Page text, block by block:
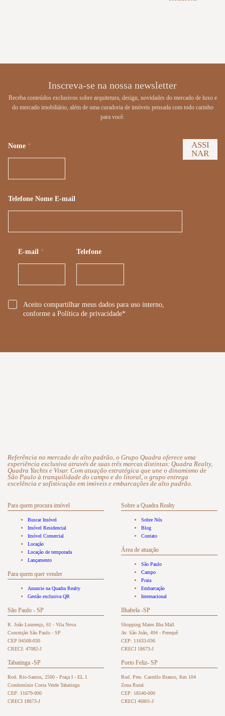
Inscreva-se na nossa newsletter
Receba conteúdos exclusivos sobre arquitetura, design, novidades do mercado de luxo e
do mercado imobiliário, além de uma curadoria de imóveis pensada com todo carinho
para você.
Nome *
Telefone Nome E-mail
E-mail * Telefone
*
Aceito compartilhar meus dados para uso interno,
conforme a Política de privacidade*
ASSI
NAR
Referência no mercado de alto padrão, o Grupo Quadra oferece uma
experiência exclusiva através de suas três marcas distintas: Quadra Realty,
Quadra Yachts e Visar. Com atuação estratégica que une o dinamismo de
São Paulo à tranquilidade do campo e do litoral, o grupo entrega
excelência e sofisticação em imóveis e embarcações de alto padrão.
Para quem procura imóvel
Buscar Imóvel
Imóvel Residencial
Imóvel Comercial
Locação
Locação de temporada
Lançamento
Para quem quer vender
Anuncie na Quadra Realty
Gestão exclusiva QR
Sobre a Quadra Realty
Sobre Nós
Blog
Contato
Área de atuação
São Paulo
Campo
Praia
Embarcação
Internacional
São Paulo - SP
R. João Lourenço, 61 - Vila Nova
Conceição São Paulo - SP
CEP 04508-030
CRECI: 47082-J
Tabatinga -SP
Rod. Rio-Santos, 2500 - Praça I - EL.1
Condomínio Costa Verde Tabatinga
CEP: 11679-900
CRECI 18673-J
Ilhabela -SP
Shopping Mares Ilha Mall
Av. São João, 494 - Perequê
CEP: 11633-036
CRECI 18673-J
Porto Feliz- SP
Rod. Pres. Castello Branco, Km 104
Zona Rural
CEP: 18540-000
CRECI 46801-J